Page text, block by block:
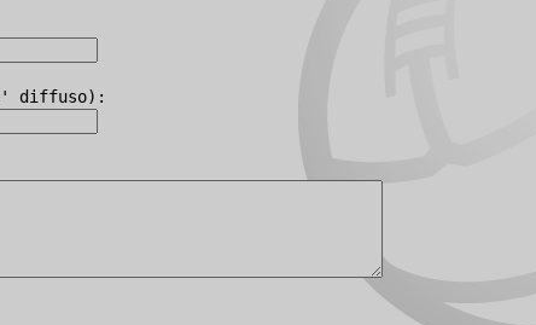
diffuso):